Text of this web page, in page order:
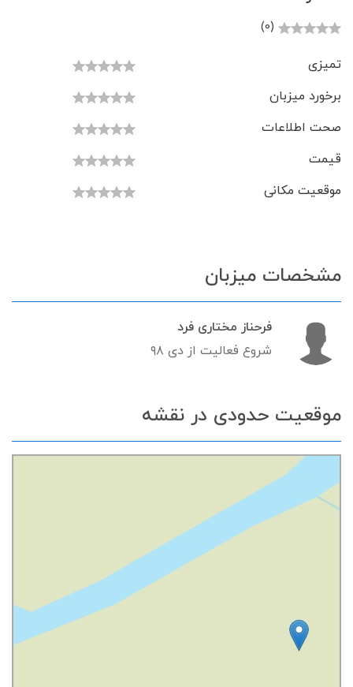
(0)
تمیزی
برخورد میزبان
صحت اطلاعات
قیمت
موقعیت مکانی
مشخصات میزبان
فرحناز مختاری فرد
شروع فعالیت از دی ۹۸
موقعیت حدودی در نقشه